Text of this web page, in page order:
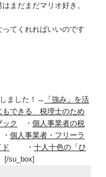
まだまだマリオ好き。
てくれればいいのです
ました！→
「強み」を活
もできる 税理士のため
ック
・ 個人事業者の税
個人事業者・フリーラ
・ 十人十色の「ひ